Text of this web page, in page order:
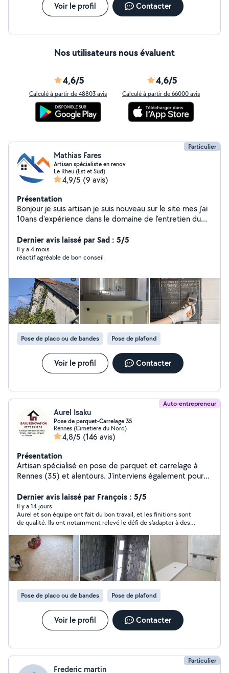
Voir le profil Contacter
Nos utilisateurs nous évaluent
4,6/5
Calculé à partir de 48803 avis
4,6/5
Calculé à partir de 66000 avis
Particulier
Mathias Fares
Artisan spécialiste en renov
Le Rheu (Est et Sud)
4,9/5 (9 avis)
Présentation
Bonjour je suis artisan je suis nouveau sur le site mes j'ai
10ans d'expérience dans le domaine de l'entretien du
toiture nettoyage et rénovation de façade et pignon
Nettoyage des gouttières Aussi dans la réparation de
tuile mur Aussi de la rénovation d'intérieur peinture
l'écoute du clien pour des conseil au plaisir de vous
répondre
Dernier avis laissé par Sad : 5/5
Il y a 4 mois
réactif agréable de bon conseil
Pose de placo ou de bandes Pose de plafond
Voir le profil Contacter
Auto-entrepreneur
Aurel Isaku
Pose de parquet-Carrelage 35
Rennes (Cimetiere du Nord)
4,8/5 (146 avis)
Présentation
Artisan spécialisé en pose de parquet et carrelage à
Rennes (35) et alentours. J'interviens également pour
(terrasses, balcons, rénovation complète). Travail
soigné, finitions propres et respect des délais. Devis
gratuit et réponse rapide.
Dernier avis laissé par François : 5/5
Il y a 14 jours
Aurel et son équipe ont fait du bon travail, et les finitions sont
de qualité. Ils ont notamment relevé le défi de s'adapter à des
avant, ainsi qu'à des contraintes liées à la tuyauterie dans la
chaufferie donc bravo à ce niveau là. Ils ont aussi réussi à faire
une finition courbée pour épouser le rail de porte de garage, bel
exploit! Nous avons juste eu à lui demander de revenir nettoyer
le chantier, ce qu'il a fait sans broncher le lendemain. Aurel est
à l'écoute du client et cherche la satisfaction de celui-ci avant
tout. Bon artisan, je recommande!
Pose de placo ou de bandes
Pose de plafond
Voir le profil Contacter
Particulier
Frederic martin